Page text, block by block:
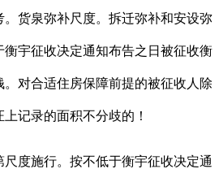
货泉弥补尺度。拆迁弥补和安设弥
宇征收决定通知布告之日被征收衡
对合适住房保障前提的被征收人除
记录的面积不分歧的！
度施行。按不低于衡宇征收决定通